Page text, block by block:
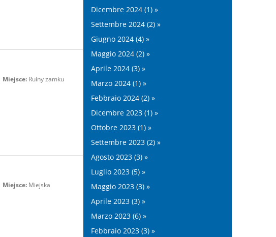
Miejsce:Ruiny zamku
Miejsce:Miejska
Dicembre 2024 (1) »
Settembre 2024 (2) »
Giugno 2024 (4) »
Maggio 2024 (2) »
Aprile 2024 (3) »
Marzo 2024 (1) »
Febbraio 2024 (2) »
Dicembre 2023 (1) »
Ottobre 2023 (1) »
Settembre 2023 (2) »
Agosto 2023 (3) »
Luglio 2023 (5) »
Maggio 2023 (3) »
Aprile 2023 (3) »
Marzo 2023 (6) »
Febbraio 2023 (3) »